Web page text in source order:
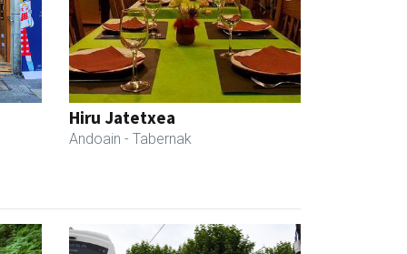
Hiru Jatetxea
Andoain - Tabernak